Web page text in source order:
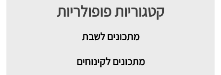
קטגוריות פופולריות
מתכוניםלשבת
מתכונים לקינוחים